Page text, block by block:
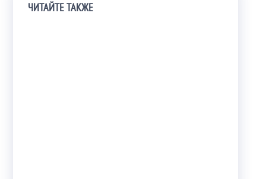
ЧИТАЙТЕ ТАКЖЕ